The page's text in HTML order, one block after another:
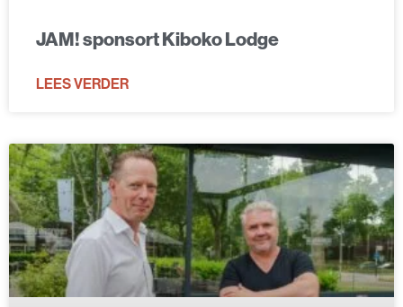
JAM! sponsort Kiboko Lodge
LEES VERDER